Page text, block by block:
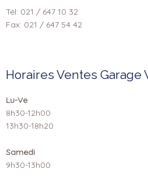
Tél: 021 / 647 10 32
Fax: 021 / 647 54 42
Horaires Ventes Garage
Lu-Ve
8h30-12h00
13h30-18h20
Samedi
9h30-13h00